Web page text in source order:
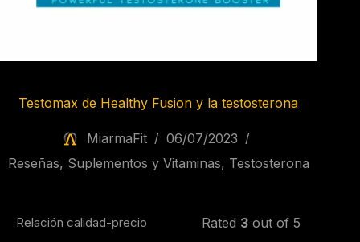
Testomax de Healthy Fusion y la testosterona
MiarmaFit
06/07/2023
Reseñas, Suplementos y Vitaminas, Testosterona
Relación calidad-precio Rated 3 out of 5